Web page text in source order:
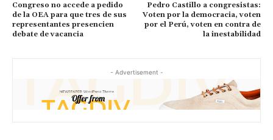
Congreso no accede a pedido
de la OEA para que tres de sus
representantes presencien
debate de vacancia
Pedro Castillo a congresistas:
Voten por la democracia, voten
por el Perú, voten en contra de
la inestabilidad
- Advertisement -